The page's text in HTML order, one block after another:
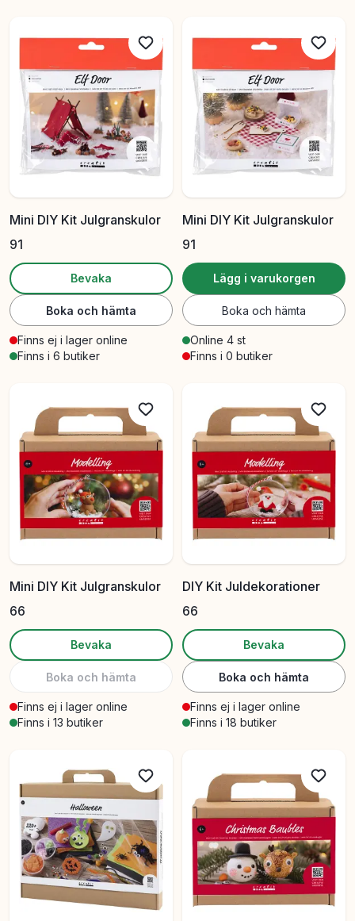
Mini DIY Kit Julgranskulor
91
Bevaka
Boka och hämta
Finns ej i lager online
Finns i 6 butiker
Mini DIY Kit Julgranskulor
91
Lägg i varukorgen
Boka och hämta
Online 4 st
Finns i 0 butiker
Mini DIY Kit Julgranskulor
66
Bevaka
Boka och hämta
Finns ej i lager online
Finns i 13 butiker
DIY Kit Juldekorationer
66
Bevaka
Boka och hämta
Finns ej i lager online
Finns i 18 butiker